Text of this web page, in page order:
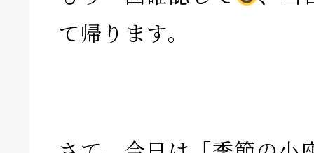
て帰ります。